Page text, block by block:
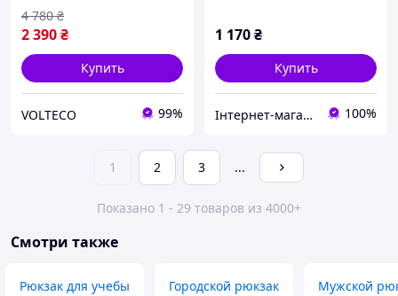
2 390₴
4 780 ₴
Купить
VOLTECO 99%
1 170₴
Купить
Інтернет-магазин "StyleCore" 100%
1 2 3 ...
Показано 1 - 29 товаров из 4000+
Смотри также
Рюкзак для учебы Городской рюкзак Мужской